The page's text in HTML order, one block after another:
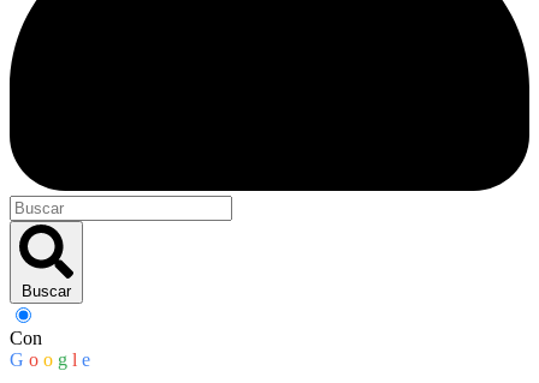
Buscar
Con
G o o g l e